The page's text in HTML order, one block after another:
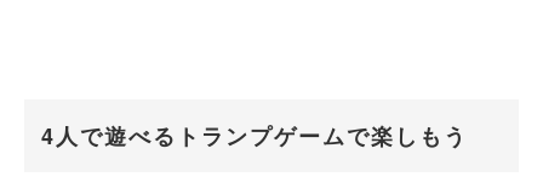
4人で遊べるトランプゲームで楽しもう